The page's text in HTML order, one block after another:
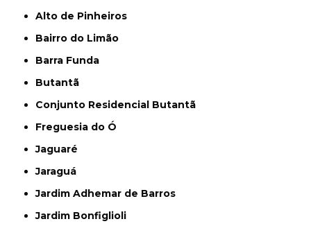
Alto de Pinheiros
Bairro do Limão
Barra Funda
Butantã
Conjunto Residencial Butantã
Freguesia do Ó
Jaguaré
Jaraguá
Jardim Adhemar de Barros
Jardim Bonfiglioli